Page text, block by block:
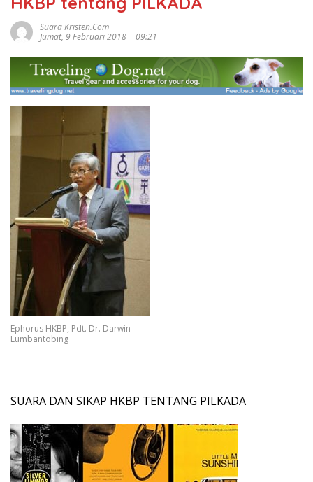
Suara Kristen.com
Jumat, 9 Februari 2018 | 09:21
Ephorus HKBP, Pdt. Dr. Darwin
Lumbantobing
SUARA DAN SIKAP HKBP TENTANG PILKADA